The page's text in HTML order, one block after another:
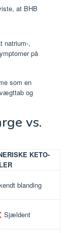
at BHB
natrium-,
på
som en
og
vs.
KETO-
blanding
Sjældent